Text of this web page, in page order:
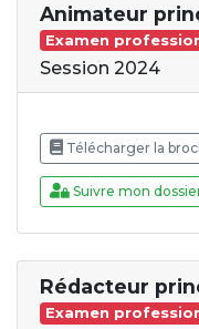
Animateur
Examen
Session 2024
Télécharger la
Suivre mon
Rédacteur
Examen